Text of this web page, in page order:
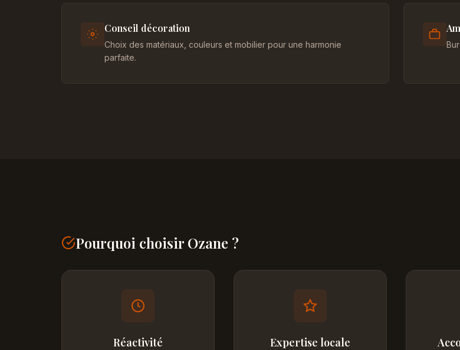
Conseil décoration
Choix des matériaux, couleurs et mobilier pour une harmonie
parfaite.
Pourquoi choisir Ozane ?
Réactivité Expertise locale